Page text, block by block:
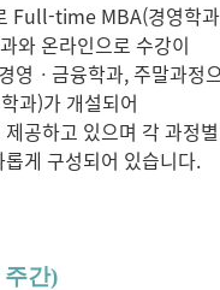
Full-time MBA(경영학
와 온라인으로 수강이
ㆍ금융학과, 주말과정
과)가 개설되어
공하고 있으며 각 과정별
게 구성되어 있습니다.
간)